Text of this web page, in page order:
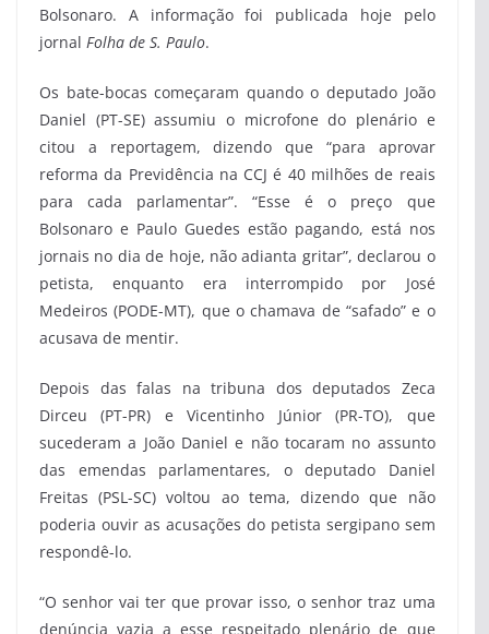
Bolsonaro. A informação foi publicada hoje pelo
jornal Folha de S. Paulo.
Os bate-bocas começaram quando o deputado João
Daniel (PT-SE) assumiu o microfone do plenário e
citou a reportagem, dizendo que “para aprovar
reforma da Previdência na CCJ é 40 milhões de reais
para cada parlamentar”. “Esse é o preço que
Bolsonaro e Paulo Guedes estão pagando, está nos
jornais no dia de hoje, não adianta gritar”, declarou o
petista, enquanto era interrompido por José
Medeiros (PODE-MT), que o chamava de “safado” e o
acusava de mentir.
Depois das falas na tribuna dos deputados Zeca
Dirceu (PT-PR) e Vicentinho Júnior (PR-TO), que
sucederam a João Daniel e não tocaram no assunto
das emendas parlamentares, o deputado Daniel
Freitas (PSL-SC) voltou ao tema, dizendo que não
poderia ouvir as acusações do petista sergipano sem
respondê-lo.
“O senhor vai ter que provar isso, o senhor traz uma
denúncia vazia a esse respeitado plenário de que